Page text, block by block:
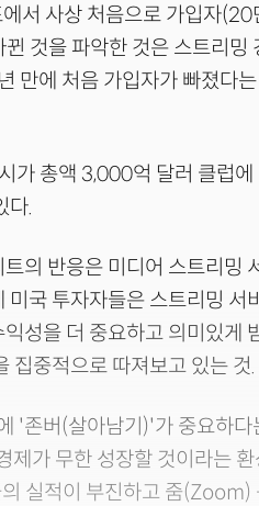
서 사상 처음으로 가입자(20
것을 파악한 것은 스트리밍
만에 처음 가입자가 빠졌다
가 총액 3,000억 달러 클럽
다.
의 반응은 미디어 스트리밍
국 투자자들은 스트리밍 서
성을 더 중요하고 의미있게
집중적으로 따져보고 있는 것.
'존버(살아남기)'가 중요하다
제가 무한 성장할 것이라는
실적이 부진하고 줌(Zoom)